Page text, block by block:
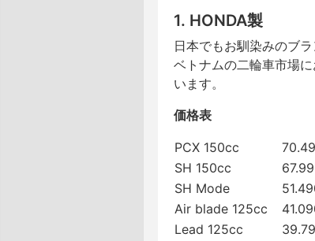
1. HONDA製
日本でもお馴染みのブラ
ベトナムの二輪車市場
います。
価格表
PCX 150cc
SH 150cc
SH Mode
Air blade 125cc
Lead 125cc